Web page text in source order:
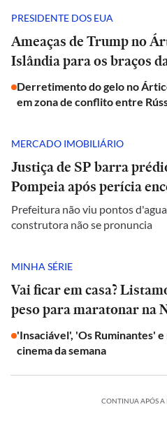
PRESIDENTE DOS EUA
Ameaças de Trump no
Islândia para os braços
Derretimento do gelo no
em zona de conflito entre
MERCADO IMOBILIÁRIO
Justiça de SP barra
Pompeia após perícia
Prefeitura não viu pontos
construtora não se pronuncia
MINHA SÉRIE
Vai ficar em casa?
peso para maratonar na
'Insaciável', 'Os Ruminantes'
cinema da semana
CONTINUA APÓS A